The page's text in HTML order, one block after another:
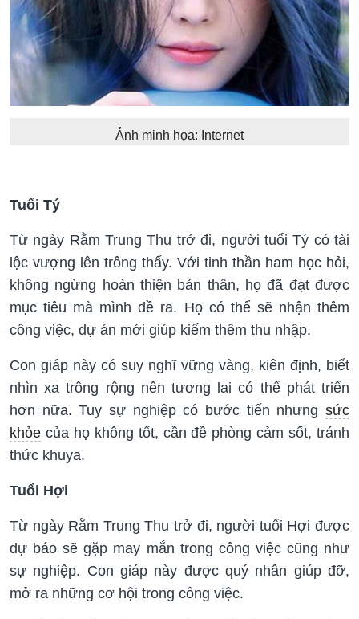
Ảnh minh họa: Internet
Tuổi Tý
Từ ngày Rằm Trung Thu trở đi, người tuổi Tý có tài
lộc vượng lên trông thấy. Với tinh thần ham học hỏi,
không ngừng hoàn thiện bản thân, họ đã đạt được
mục tiêu mà mình đề ra. Họ có thể sẽ nhận thêm
công việc, dự án mới giúp kiếm thêm thu nhập.
Con giáp này có suy nghĩ vững vàng, kiên định, biết
nhìn xa trông rộng nên tương lai có thể phát triển
hơn nữa. Tuy sự nghiệp có bước tiến nhưng sức
khỏe của họ không tốt, cần đề phòng cảm sốt, tránh
thức khuya.
Tuổi Hợi
Từ ngày Rằm Trung Thu trở đi, người tuổi Hợi được
dự báo sẽ gặp may mắn trong công việc cũng như
sự nghiệp. Con giáp này được quý nhân giúp đỡ,
mở ra những cơ hội trong công việc.